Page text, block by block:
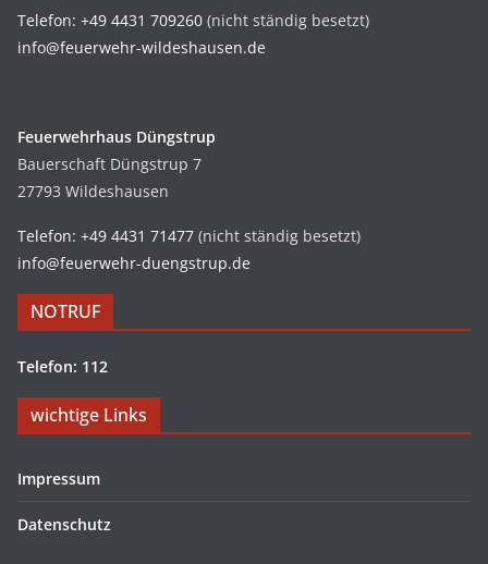
Telefon: +49 4431 709260 (nicht ständig besetzt)
info@feuerwehr-wildeshausen.de
Feuerwehrhaus Düngstrup
Bauerschaft Düngstrup 7
27793 Wildeshausen
Telefon: +49 4431 71477 (nicht ständig besetzt)
info@feuerwehr-duengstrup.de
NOTRUF
Telefon: 112
wichtige Links
Impressum
Datenschutz